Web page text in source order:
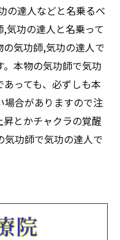
の達人などと名乗るべ
気功の達人と名乗って
気功師,気功の達人で
本物の気功師で気功
っても、必ずしも本
場合がありますので注
とかチャクラの覚醒
気功師で気功の達人で